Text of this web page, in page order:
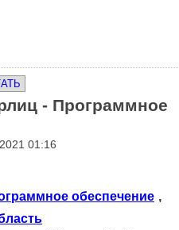
- Программное
01:16
обеспечение ,